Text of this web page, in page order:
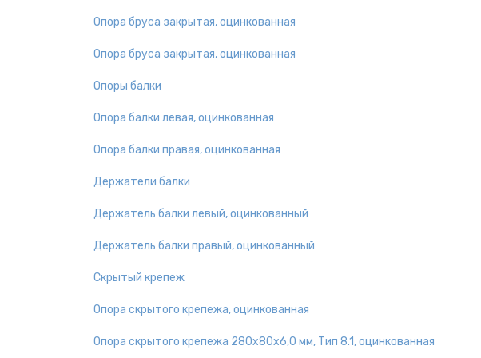
Опора бруса закрытая, оцинкованная
Опора бруса закрытая, оцинкованная
Опоры балки
Опора балки левая, оцинкованная
Опора балки правая, оцинкованная
Держатели балки
Держатель балки левый, оцинкованный
Держатель балки правый, оцинкованный
Скрытый крепеж
Опора скрытого крепежа, оцинкованная
Опора скрытого крепежа 280х80х6,0 мм, Тип 8.1, оцинкованная